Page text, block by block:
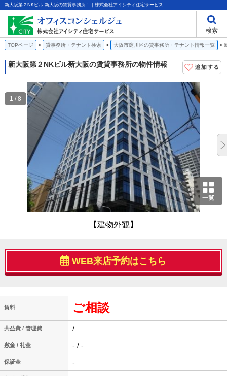
検索
新大阪第２NKビル 新大阪の賃貸事務所！｜株式会社アイシティ住宅サービス
TOPページ 貸事務所・テナント検索 大阪市淀川区の貸事務所・テナント情報一覧
新大阪第２NKビル新大阪の賃貸事務所の物件情報
一覧
【建物外観】
1 / 8
WEB来店予約はこちら
賃料 ご相談
共益費 / 管理費 /
敷金 / 礼金 - / -
保証金 -